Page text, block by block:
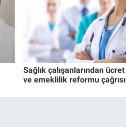
Sağlık çalışanlarından ücret
ve emeklilik reformu çağrısı